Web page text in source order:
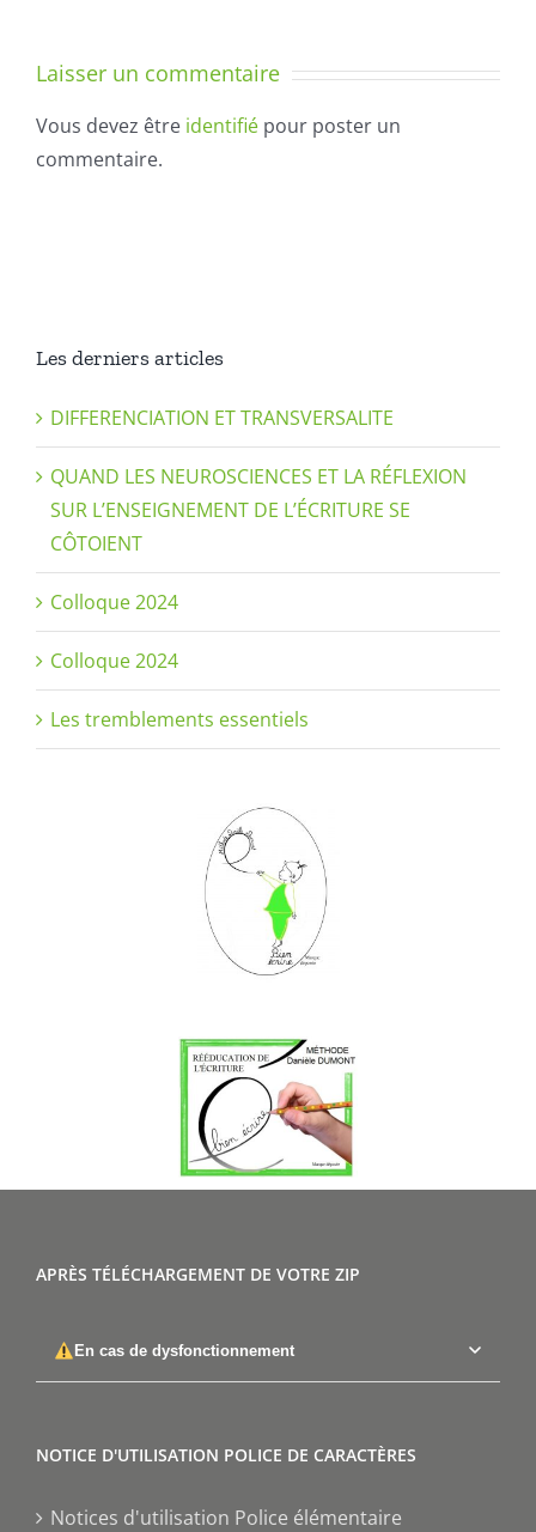
2022
/
Laisser un commentaire
Vous devez être identifié pour poster un
commentaire.
Les derniers articles
DIFFERENCIATION ET TRANSVERSALITE
QUAND LES NEUROSCIENCES ET LA RÉFLEXION
SUR L’ENSEIGNEMENT DE L’ÉCRITURE SE
CÔTOIENT
Colloque 2024
Colloque 2024
Les tremblements essentiels
APRÈS TÉLÉCHARGEMENT DE VOTRE ZIP
En cas de dysfonctionnement
NOTICE D'UTILISATION POLICE DE CARACTÈRES
Notices d'utilisation Police élémentaire